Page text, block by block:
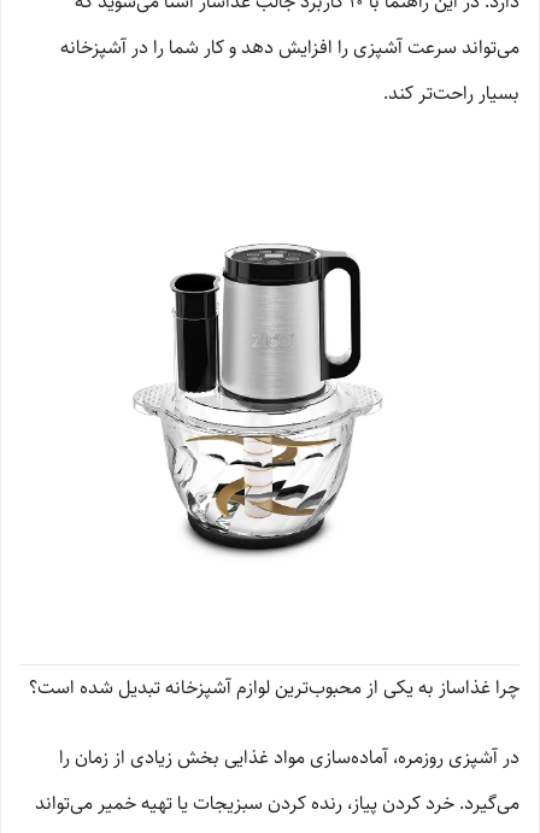
می‌تواند سرعت آشپزی را افزایش دهد و کار شما را در آشپزخانه
بسیار راحت‌تر کند.
چرا غذاساز به یکی از محبوب‌ترین لوازم آشپزخانه تبدیل شده است؟
در آشپزی روزمره، آماده‌سازی مواد غذایی بخش زیادی از زمان را
می‌گیرد. خرد کردن پیاز، رنده کردن سبزیجات یا تهیه خمیر می‌تواند